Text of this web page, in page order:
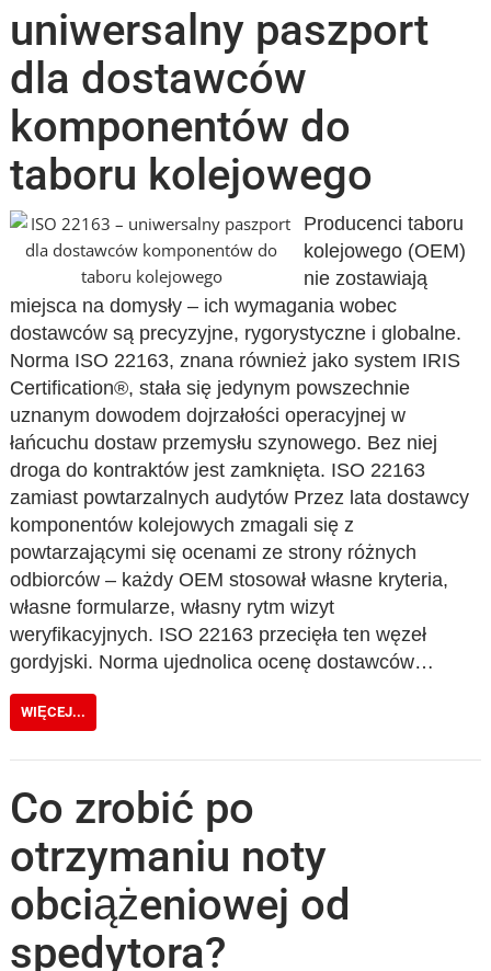
uniwersalny paszport
dla dostawców
komponentów do
taboru kolejowego
Producenci taboru
kolejowego (OEM)
nie zostawiają
miejsca na domysły – ich wymagania wobec
dostawców są precyzyjne, rygorystyczne i globalne.
Norma ISO 22163, znana również jako system IRIS
Certification®, stała się jedynym powszechnie
uznanym dowodem dojrzałości operacyjnej w
łańcuchu dostaw przemysłu szynowego. Bez niej
droga do kontraktów jest zamknięta. ISO 22163
zamiast powtarzalnych audytów Przez lata dostawcy
komponentów kolejowych zmagali się z
powtarzającymi się ocenami ze strony różnych
odbiorców – każdy OEM stosował własne kryteria,
własne formularze, własny rytm wizyt
weryfikacyjnych. ISO 22163 przecięła ten węzeł
gordyjski. Norma ujednolica ocenę dostawców…
WIĘCEJ...
Co zrobić po
otrzymaniu noty
obciążeniowej od
spedytora?